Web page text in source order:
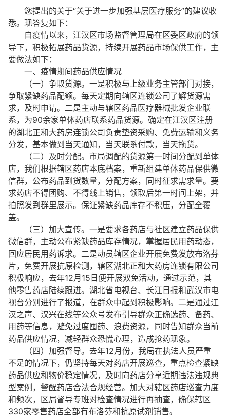
您提出的关于“关于进一步加强基层医疗服务”的建议收
悉。现答复如下：
自疫情以来，江汉区市场监督管理局在区委区政府的领
导下，积极拓展药品货源，持续开展药品市场保供工作，主
要做法如下：
一、疫情期间药品供应情况
（一）争取货源。一是积极与上级业务主管部门对接，
争取紧缺药品配额。每天定期向辖区连锁公司了解货源需
求，及时申请。二是主动与辖区药品医疗器械批发企业联
系，为90余家单体药店联系药品货源。确定在江汉区注册
的湖北正和大药房连锁公司负责垫资采购、免费运输和义务
分发，基本做到当天通知，当天联系付款，当天拖货。
（二）及时分配。市局调配的货源第一时间分配到单体
店，我们根据辖区药店本底档案，重新组建单体药品保供微
信群，公布药品到货数量，分配方案，同时征求需求量。要
求药店不得团购、不得线上销售，领取后第一时间上架，并
拍照发到群里展示。保证紧缺药品库存不积压，分配全覆
盖。
（三）加大宣传。一是要求各药店与社区建立药品保供
微信群，主动公布紧缺药品库存情况，掌握居民用药动态，
回应居民用药诉求。二是动员辖区企业开展免费发放布洛芬
片，免费开展抗原检测，辖区湖北正和大药房连锁有限公司
积极响应，去年12月15日便开展双免活动，通过示范，其
他零售药店陆续跟进。湖北省电视台、长江日报和武汉市电
视台分别进行了报道，在群众中起到积极影响。二是通过江
汉之声、汉兴在线等公众号发布引导群众正确选药、备药、
用药等信息，避免过度囤药、浪费资源，同时告知群众当前
药品供应情况，减轻群众恐慌心理，造成抢药现象。
（四）加强督导。去年12月份，我局在执法人员严重
不足的情况下，仍坚持每天对药店开展巡查，重点检查紧缺
药品供应和物价稳定情况，及时向药店分享近期违法违规典
型案例，警醒药店合法合规经营。加大对辖区药店巡查力度
和频次，区局督导专班对检查情况进行再抽查，确保辖区
330家零售药店全部有布洛芬和抗原试剂销售。